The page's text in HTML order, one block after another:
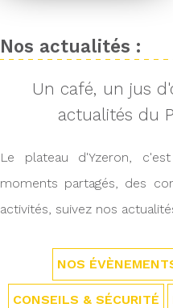
Nos actualités :
Un café, un jus
actualités du
Le plateau d'Yzeron,
moments partagés, des
activités, suivez nos
NOS
CONSEILS & SÉCURITÉ